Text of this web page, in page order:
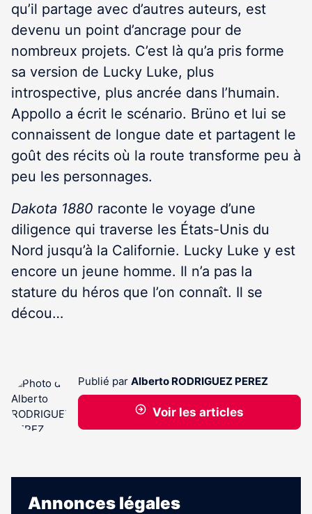
qu’il partage avec d’autres auteurs, est
devenu un point d’ancrage pour de
nombreux projets. C’est là qu’a pris forme
sa version de Lucky Luke, plus
introspective, plus ancrée dans l’humain.
Appollo a écrit le scénario. Brüno et lui se
connaissent de longue date et partagent le
goût des récits où la route transforme peu à
peu les personnages.
Dakota 1880 raconte le voyage d’une
diligence qui traverse les États-Unis du
Nord jusqu’à la Californie. Lucky Luke y est
encore un jeune homme. Il n’a pas la
stature du héros que l’on connaît. Il se
décou…
Publié par Alberto RODRIGUEZ PEREZ
Voir les articles
Annonces légales